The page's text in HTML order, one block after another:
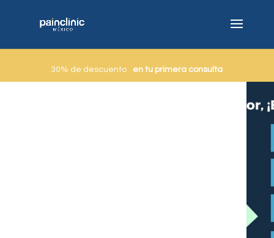
30% de descuento en tu primera consulta